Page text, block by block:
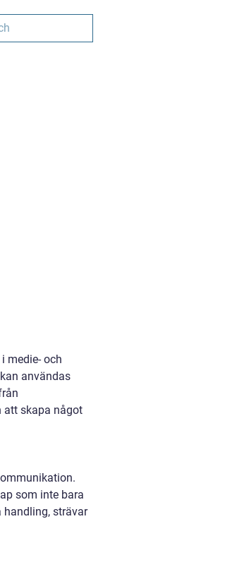
medie- och
användas
att skapa något
som inte bara
handling, strävar